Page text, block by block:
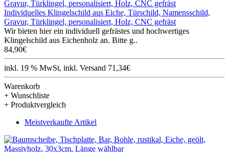
Individuelles Klingelschild aus Eiche, Türschild, Namensschild,
Gravur, Türklingel, personalisiert, Holz, CNC gefräst
Wir bieten hier ein individuell gefrästes und hochwertiges
Klingelschild aus Eichenholz an. Bitte g..
84,90€
inkl. 19 % MwSt, inkl. Versand 71,34€
Warenkorb
+ Wunschliste
+ Produktvergleich
Meistverkaufte Artikel